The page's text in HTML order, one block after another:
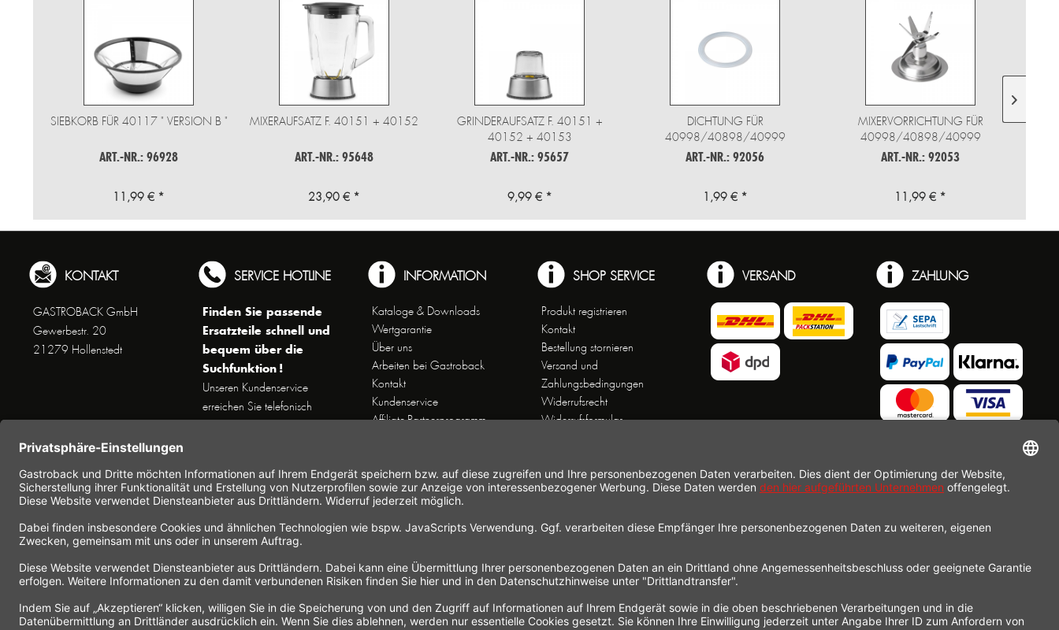
SIEBKORB FÜR 40117 " VERSION B "
ART.-NR.: 96928
11,99 € *
MIXERAUFSATZ F. 40151 + 40152
ART.-NR.: 95648
23,90 € *
GRINDERAUFSATZ F. 40151 +
40152 + 40153
ART.-NR.: 95657
9,99 € *
DICHTUNG FÜR
40998/40898/40999
ART.-NR.: 92056
1,99 € *
MIXERVORRICHTUNG FÜR
40998/40898/40999
ART.-NR.: 92053
11,99 € *
KONTAKT
GASTROBACK GmbH
Gewerbestr. 20
21279 Hollenstedt
SERVICE HOTLINE
Finden Sie passende
Ersatzteile schnell und
bequem über die
Suchfunktion !
Unseren Kundenservice
erreichen Sie telefonisch
(0) 41 65 / 22 25 - 0
Nutzen Sie unser
Kontaktformularfür eine
Kontaktaufnahme.
INFORMATION
Kataloge & Downloads
Wertgarantie
Über uns
Arbeiten bei Gastroback
Kontakt
Kundenservice
Affiliate-Partnerprogramm
Handelsvertretungen
Allgemeine
Geschäftsbedingungen
Datenschutz
Elektroaltgeräteentsorgung
Impressum
SHOP SERVICE
Produkt registrieren
Kontakt
Bestellung stornieren
Versand und
Zahlungsbedingungen
Widerrufsrecht
Widerrufsformular
VERSAND ZAHLUNG